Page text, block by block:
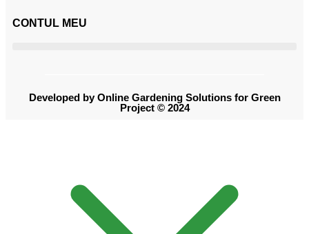
CONTUL MEU
Developed by Online Gardening Solutions for Green
Project © 2024